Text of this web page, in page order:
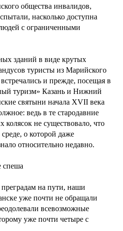
общества инвалидов,
насколько доступна
с ограниченными
зданий в виде крутых
туристы из Марийского
и прежде, посещая в
туризм» Казань и Нижний
святыни начала XVII века
ведь в те стародавние
колясок не существовало, что
о которой даже
относительно недавно.
спеша
на пути, наши
уже почти не обращали
всевозможные
уже почти четыре с